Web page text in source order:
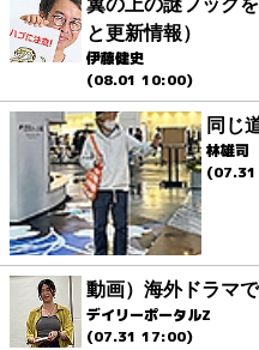
翼の上の謎フック
と更新情報）
伊藤健史
(08.01 10:00)
同じ
林雄司
動画）海外ドラマ
デイリーポータルZ
(07.31 17:00)